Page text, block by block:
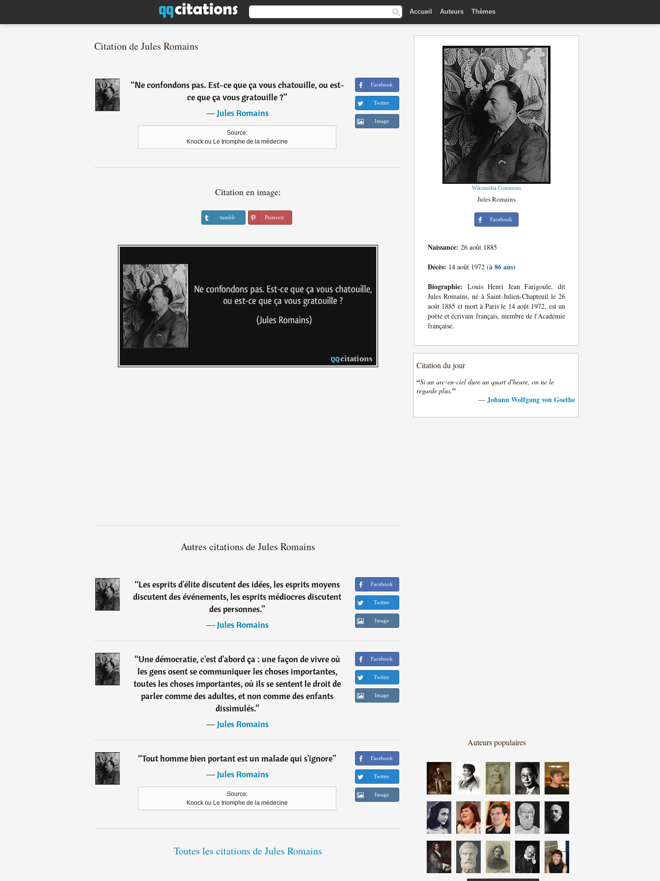
Accueil Auteurs Thèmes
Citation de Jules Romains
“Ne confondons pas. Est-ce que ça vous chatouille, ou est-
ce que ça vous gratouille ?”
―Jules Romains
Source:
Knock ou Le triomphe de la médecine
Facebook
Twitter
Image
Citation en image:
tumblr Pinterest
Autres citations de Jules Romains
“Les esprits d'élite discutent des idées, les esprits moyens
discutent des événements, les esprits médiocres discutent
des personnes.”
―Jules Romains
Facebook
Twitter
Image
“Une démocratie, c'est d'abord ça : une façon de vivre où
les gens osent se communiquer les choses importantes,
toutes les choses importantes, où ils se sentent le droit de
parler comme des adultes, et non comme des enfants
dissimulés.”
―Jules Romains
Facebook
Twitter
Image
“Tout homme bien portant est un malade qui s'ignore”
―Jules Romains
Source:
Knock ou Le triomphe de la médecine
Facebook
Twitter
Image
Toutes les citations de Jules Romains
Wikimedia Commons
Jules Romains
Facebook
Naissance: 26 août 1885
Décès: 14 août 1972 (à 86 ans)
Biographie: Louis Henri Jean Farigoule, dit
Jules Romains, né à Saint-Julien-Chapteuil le 26
août 1885 et mort à Paris le 14 août 1972, est un
poète et écrivain français, membre de l'Académie
française.
Citation du jour
“Si un arc-en-ciel dure un quart d'heure, on ne le
regarde plus.”
— Johann Wolfgang von Goethe
Auteurs populaires